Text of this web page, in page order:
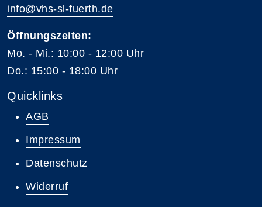
info@vhs-sl-fuerth.de
Öffnungszeiten:
Mo. - Mi.: 10:00 - 12:00 Uhr
Do.: 15:00 - 18:00 Uhr
Quicklinks
AGB
Impressum
Datenschutz
Widerruf